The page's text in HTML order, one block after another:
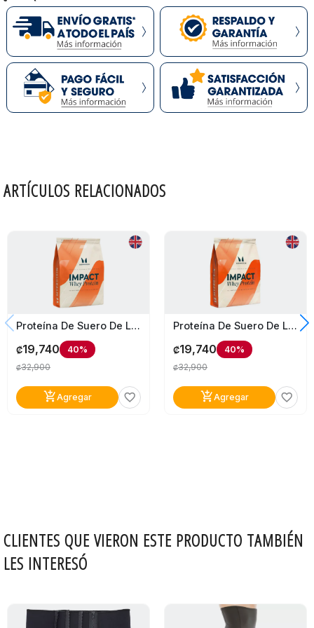
ARTÍCULOS RELACIONADOS
Proteína De Suero De Leche Myprotein Impact Whey Crema De Fresa 1Kg
₡19,740 40%
₡32,900
add_shopping_cartAgregar favorite_border
Proteína De Suero De Leche Myprotein Impact Whey Sabor Fresa 1Kg
₡19,740 40%
₡32,900
add_shopping_cartAgregar favorite_border
CLIENTES QUE VIERON ESTE PRODUCTO TAMBIÉN
LES INTERESÓ